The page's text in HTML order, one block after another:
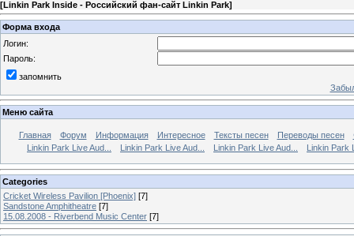
[Linkin Park Inside - Российский фан-сайт Linkin Park]
Форма входа
Логин:
Пароль:
запомнить
Меню сайта
Главная Форум Информация Интересное Тексты песен Переводы песен
Linkin Park Live Aud...
Linkin Park Live Aud... Linkin Park Live Aud... Linkin Park
Categories
Cricket Wireless Pavilion [Phoenix] [7]
Sandstone Amphitheatre [7]
15.08.2008 - Riverbend Music Center [7]